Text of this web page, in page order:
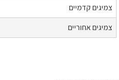
צמיגים קדמיים
צמיגים אחוריים